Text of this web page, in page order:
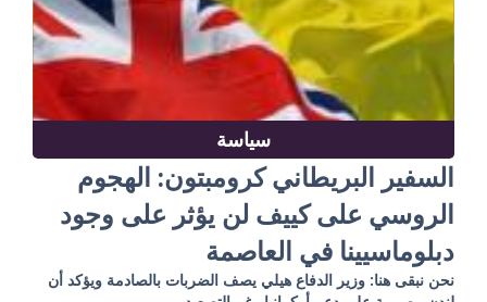
سياسة
السفير البريطاني كرومبتون: الهجوم
الروسي على كييف لن يؤثر على وجود
دبلوماسيينا في العاصمة
نحن نبقى هنا: وزير الدفاع هيلي يصف الضربات بالصادمة ويؤكد أن